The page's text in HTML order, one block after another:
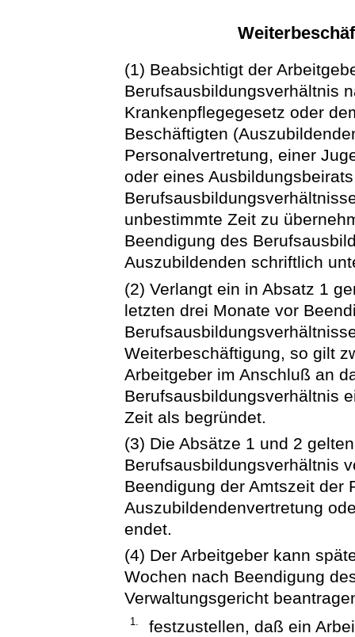
(1) Beabsichtigt der
Berufsausbildungsverhältnis
Krankenpflegegesetz oder
Beschäftigten
Personalvertretung, einer
oder eines
unbestimmte Zeit zu
Beendigung des
Auszubildenden schriftlich
(2) Verlangt ein in Absatz 1
letzten drei Monate vor
Weiterbeschäftigung, so gilt
Arbeitgeber im Anschluß an
Berufsausbildungsverhältnis
Zeit als begründet.
(3) Die Absätze 1 und 2
Berufsausbildungsverhältnis
Beendigung der Amtszeit der
Auszubildendenvertretung
endet.
(4) Der Arbeitgeber kann
Wochen nach Beendigung
Verwaltungsgericht
1.
festzustellen, daß ein